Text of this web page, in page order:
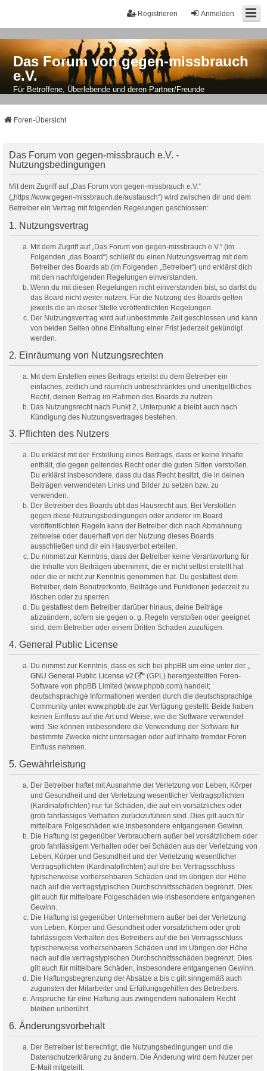
Anmelden
Registrieren
Das Forum von gegen-missbrauch
e.V.
Für Betroffene, Überlebende und deren Partner/Freunde
Foren-Übersicht
Das Forum von gegen-missbrauch e.V. -
Nutzungsbedingungen
Mit dem Zugriff auf „Das Forum von gegen-missbrauch e.V.“
(„https://www.gegen-missbrauch.de/austausch“) wird zwischen dir und dem
Betreiber ein Vertrag mit folgenden Regelungen geschlossen:
1. Nutzungsvertrag
Mit dem Zugriff auf „Das Forum von gegen-missbrauch e.V.“ (im
Folgenden „das Board“) schließt du einen Nutzungsvertrag mit dem
Betreiber des Boards ab (im Folgenden „Betreiber“) und erklärst dich
mit den nachfolgenden Regelungen einverstanden.
Wenn du mit diesen Regelungen nicht einverstanden bist, so darfst du
das Board nicht weiter nutzen. Für die Nutzung des Boards gelten
jeweils die an dieser Stelle veröffentlichten Regelungen.
Der Nutzungsvertrag wird auf unbestimmte Zeit geschlossen und kann
von beiden Seiten ohne Einhaltung einer Frist jederzeit gekündigt
werden.
2. Einräumung von Nutzungsrechten
Mit dem Erstellen eines Beitrags erteilst du dem Betreiber ein
einfaches, zeitlich und räumlich unbeschränktes und unentgeltliches
Recht, deinen Beitrag im Rahmen des Boards zu nutzen.
Das Nutzungsrecht nach Punkt 2, Unterpunkt a bleibt auch nach
Kündigung des Nutzungsvertrages bestehen.
3. Pflichten des Nutzers
Du erklärst mit der Erstellung eines Beitrags, dass er keine Inhalte
enthält, die gegen geltendes Recht oder die guten Sitten verstoßen.
Du erklärst insbesondere, dass du das Recht besitzt, die in deinen
Beiträgen verwendeten Links und Bilder zu setzen bzw. zu
verwenden.
Der Betreiber des Boards übt das Hausrecht aus. Bei Verstößen
gegen diese Nutzungsbedingungen oder anderer im Board
veröffentlichten Regeln kann der Betreiber dich nach Abmahnung
zeitweise oder dauerhaft von der Nutzung dieses Boards
ausschließen und dir ein Hausverbot erteilen.
Du nimmst zur Kenntnis, dass der Betreiber keine Verantwortung für
die Inhalte von Beiträgen übernimmt, die er nicht selbst erstellt hat
oder die er nicht zur Kenntnis genommen hat. Du gestattest dem
Betreiber, dein Benutzerkonto, Beiträge und Funktionen jederzeit zu
löschen oder zu sperren.
Du gestattest dem Betreiber darüber hinaus, deine Beiträge
abzuändern, sofern sie gegen o. g. Regeln verstoßen oder geeignet
sind, dem Betreiber oder einem Dritten Schaden zuzufügen.
4. General Public License
Du nimmst zur Kenntnis, dass es sich bei phpBB um eine unter der „
GNU General Public License v2
“ (GPL) bereitgestellten Foren-
Software von phpBB Limited (www.phpbb.com) handelt;
deutschsprachige Informationen werden durch die deutschsprachige
Community unter www.phpbb.de zur Verfügung gestellt. Beide haben
keinen Einfluss auf die Art und Weise, wie die Software verwendet
wird. Sie können insbesondere die Verwendung der Software für
bestimmte Zwecke nicht untersagen oder auf Inhalte fremder Foren
Einfluss nehmen.
5. Gewährleistung
Der Betreiber haftet mit Ausnahme der Verletzung von Leben, Körper
und Gesundheit und der Verletzung wesentlicher Vertragspflichten
(Kardinalpflichten) nur für Schäden, die auf ein vorsätzliches oder
grob fahrlässiges Verhalten zurückzuführen sind. Dies gilt auch für
mittelbare Folgeschäden wie insbesondere entgangenen Gewinn.
Die Haftung ist gegenüber Verbrauchern außer bei vorsätzlichem oder
grob fahrlässigem Verhalten oder bei Schäden aus der Verletzung von
Leben, Körper und Gesundheit und der Verletzung wesentlicher
Vertragspflichten (Kardinalpflichten) auf die bei Vertragsschluss
typischerweise vorhersehbaren Schäden und im übrigen der Höhe
nach auf die vertragstypischen Durchschnittsschäden begrenzt. Dies
gilt auch für mittelbare Folgeschäden wie insbesondere entgangenen
Gewinn.
Die Haftung ist gegenüber Unternehmern außer bei der Verletzung
von Leben, Körper und Gesundheit oder vorsätzlichem oder grob
fahrlässigem Verhalten des Betreibers auf die bei Vertragsschluss
typischerweise vorhersehbaren Schäden und im Übrigen der Höhe
nach auf die vertragstypischen Durchschnittsschäden begrenzt. Dies
gilt auch für mittelbare Schäden, insbesondere entgangenen Gewinn.
Die Haftungsbegrenzung der Absätze a bis c gilt sinngemäß auch
zugunsten der Mitarbeiter und Erfüllungsgehilfen des Betreibers.
Ansprüche für eine Haftung aus zwingendem nationalem Recht
bleiben unberührt.
6. Änderungsvorbehalt
Der Betreiber ist berechtigt, die Nutzungsbedingungen und die
Datenschutzerklärung zu ändern. Die Änderung wird dem Nutzer per
E-Mail mitgeteilt.